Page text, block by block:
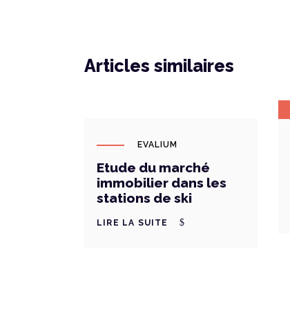
Articles similaires
EVALIUM
Etude du marché
immobilier dans les
stations de ski
LIRE LA SUITE